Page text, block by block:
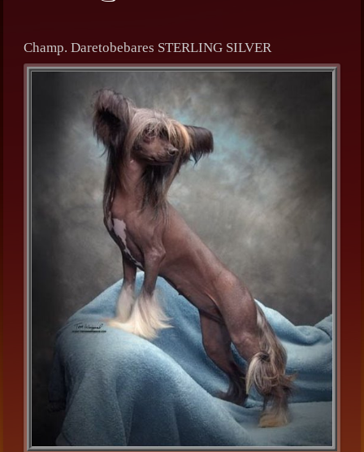
Champ. Daretobebares STERLING SILVER